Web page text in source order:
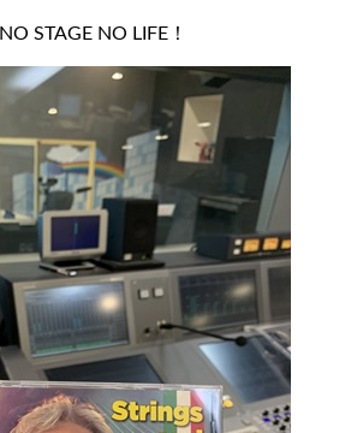
NO STAGE NO LIFE！